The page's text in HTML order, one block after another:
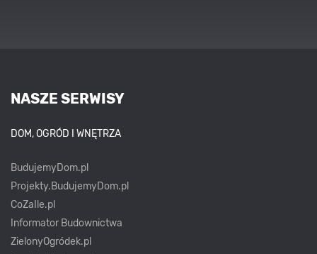
NASZE SERWISY
DOM, OGRÓD I WNĘTRZA
BudujemyDom.pl
Projekty.BudujemyDom.pl
CoZaIle.pl
Informator Budownictwa
ZielonyOgródek.pl